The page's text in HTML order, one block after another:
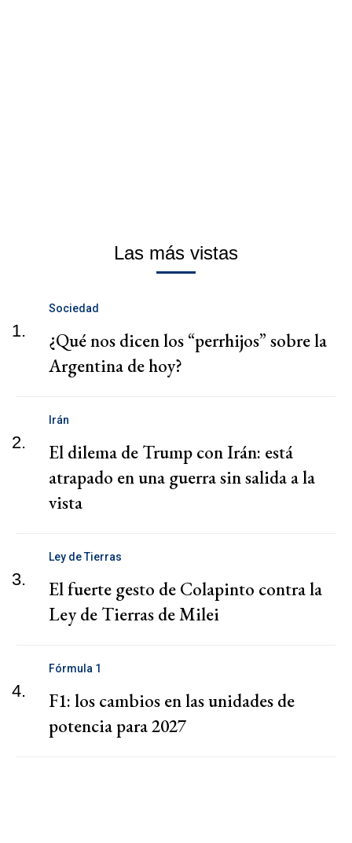
Las más vistas
1.
Sociedad
¿Qué nos dicen los “perrhijos” sobre la
Argentina de hoy?
2.
Irán
El dilema de Trump con Irán: está
atrapado en una guerra sin salida a la
vista
3.
Ley de Tierras
El fuerte gesto de Colapinto contra la
Ley de Tierras de Milei
4.
Fórmula 1
F1: los cambios en las unidades de
potencia para 2027